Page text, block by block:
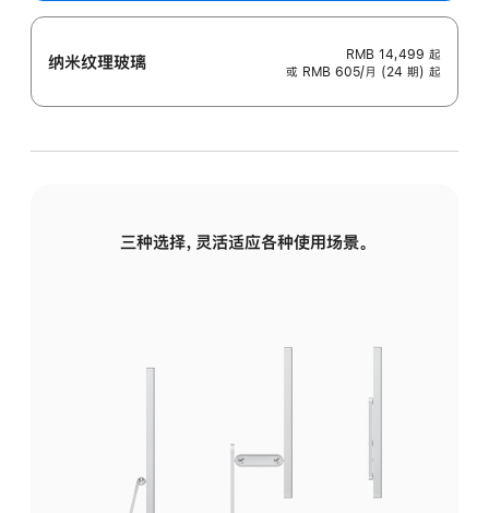
纳米纹理玻璃 RMB 14,499 起
或 RMB 605/月 (24 期) 起
三种选择，灵活适应各种使用场景。